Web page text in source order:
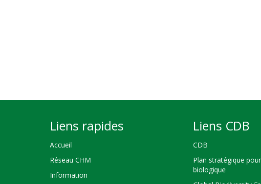
Liens rapides
Accueil
Réseau CHM
Information
Liens CDB
CDB
Plan stratégique
biologique